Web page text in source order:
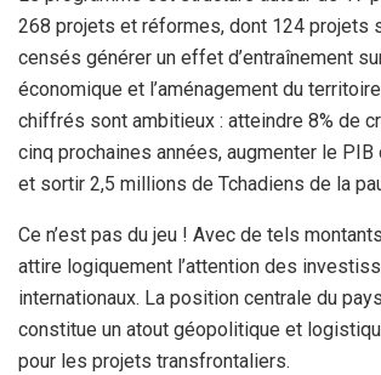
268 projets et réformes, dont 124 projets
censés générer un effet d’entraînement
économique et l’aménagement du
chiffrés sont ambitieux : atteindre 8% de
cinq prochaines années, augmenter le PIB
et sortir 2,5 millions de Tchadiens de la
Ce n’est pas du jeu ! Avec de tels
attire logiquement l’attention des
internationaux. La position centrale du
constitue un atout géopolitique et
pour les projets transfrontaliers.